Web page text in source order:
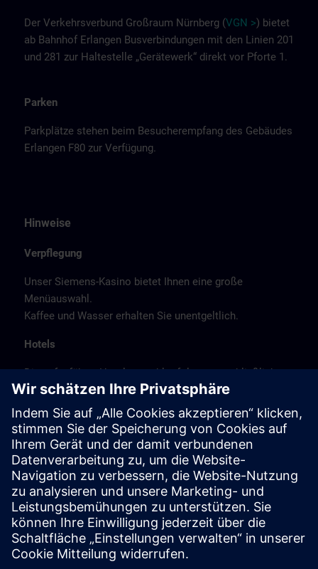
Der Verkehrsverbund Großraum Nürnberg (VGN >) bietet
ab Bahnhof Erlangen Busverbindungen mit den Linien 201
und 281 zur Haltestelle „Gerätewerk“ direkt vor Pforte 1.
Parken
Parkplätze stehen beim Besucherempfang des Gebäudes
Erlangen F80 zur Verfügung.
Hinweise
Verpflegung
Unser Siemens-Kasino bietet Ihnen eine große
Menüauswahl.
Kaffee und Wasser erhalten Sie unentgeltlich.
Hotels
Die aufgeführte Hotelauswahl erfolgte ausschließlich
anhand der Nähe der Hotels zum Kursort bzw. anhand
der günstigen Verkehrsanbindung zum
Veranstaltungsort.
Es handelt sich hierbei nicht um Siemens-
Vertragshotels, daher können wir für die Qualität der
Hotels keine Gewähr übernehmen.
Stornierung
Bitte stornieren Sie schriftlich.